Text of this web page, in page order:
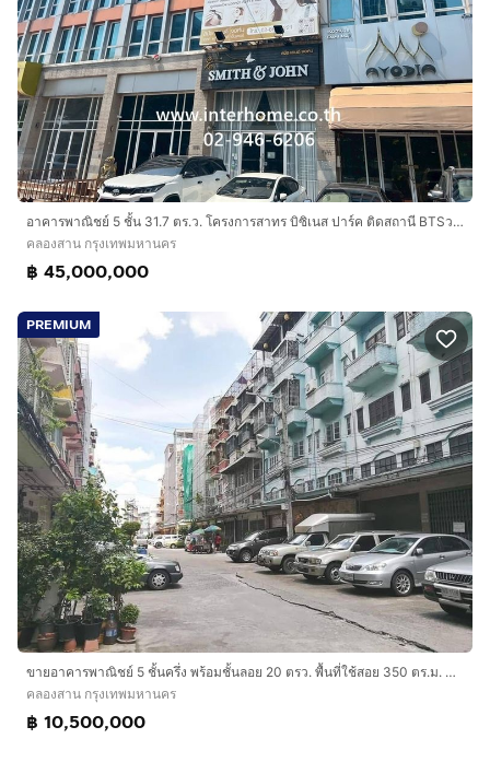
- วิทยาลัยนานาชาติ มหาวิทยาลัยศิลปากร
- โรงพยาบาลสมิติเวช ธนบุรี
- โรงพยาบาลสมเด็จพระปิ่นเกล้า
- โรงพยาบาลตากสิน
- โรงเรียนนานาชาติโชรส์เบอรี กรุงเทพฯ
- โรงเรียนมัธยมวัดสุทธาราม
- โรงเรียนเพาะปัญญา
- วัดสุทธาราม
- หลวงพ่อโบสถ์บน
ราคาขาย : 30,000,000 บาท
สนใจติดต่อคุณ : คุณ ปนัดดา
โทร :กดเพื่อดูเบอร์โทร xxxxxx634
#อาคารพาณิชย์ 3 คูหา ในกรุงเทพมหานคร
#เหมาะสำหรับทำสถานที่ทำงาน
#พื้นที่ใช้สอยเยอะ
อาคารพาณิชย์ 5 ชั้น 31.7 ตร.ว. โครงการสาทร บิซิเนส ปาร์ค ติดสถานี BTSวงเวียนใหญ่ ถนนกรุงธนบุรี เขตคลองสาน กรุงเทพมหานคร
คลองสาน กรุงเทพมหานคร
฿ 45,000,000
PREMIUM
ขายอาคารพาณิชย์ 5 ชั้นครึ่ง พร้อมชั้นลอย 20 ตรว. พื้นที่ใช้สอย 350 ตร.ม. ซอยเจริญนคร 45 คลองสาน ไอคอนสยาม ใกล้รถไฟฟ้า BTS กรุงธนบุรี
คลองสาน กรุงเทพมหานคร
฿ 10,500,000